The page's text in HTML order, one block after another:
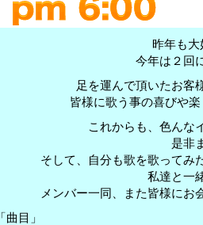
昨年も大
今年は２回
足を運んで頂いたお客
皆様に歌う事の喜びや
これからも、色んな
是非
そして、自分も歌を歌ってみ
私達と一
メンバー一同、また皆様にお
「曲目」